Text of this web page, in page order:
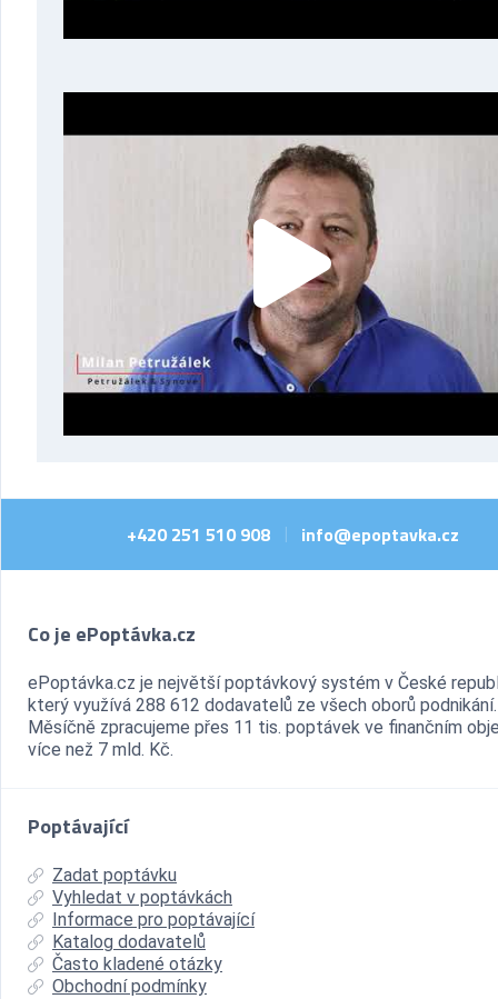
+420 251 510 908 info@epoptavka.cz
Co je ePoptávka.cz
ePoptávka.cz je největší poptávkový systém v České
který využívá 288 612 dodavatelů ze všech oborů podnikání.
Měsíčně zpracujeme přes 11 tis. poptávek ve finančním
více než 7 mld. Kč.
Poptávající
Zadat poptávku
Vyhledat v poptávkách
Informace pro poptávající
Katalog dodavatelů
Často kladené otázky
Obchodní podmínky